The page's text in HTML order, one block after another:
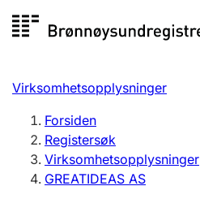
til
Registersøk
Aksjeselskap
Enkeltpersonforetak
Registrere, endre, slette
Virksomhetsopplysninger
Forsiden
Registersøk
Virksomhetsopplysninger
GREATIDEAS AS